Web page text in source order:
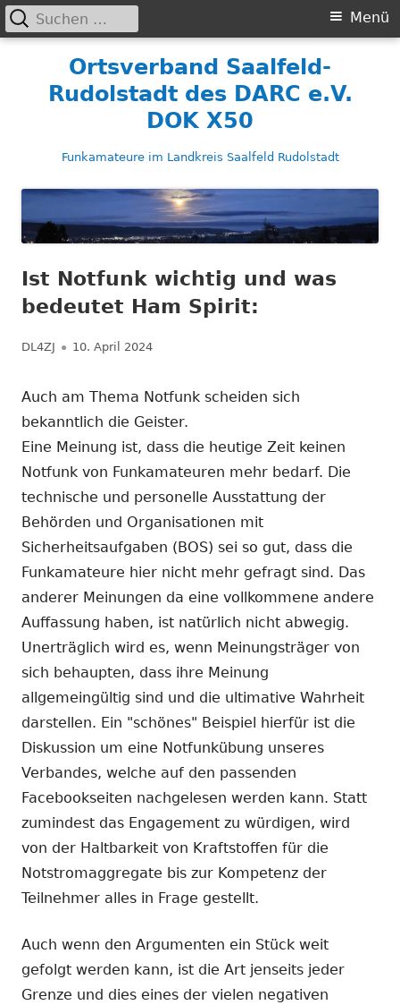
Ortsverband Saalfeld-
Rudolstadt des DARC e.V.
DOK X50
Funkamateure im Landkreis Saalfeld Rudolstadt
Primäres
Menü
Suchen
nach:
Ist Notfunk wichtig und was
bedeutet Ham Spirit:
Autor
DL4ZJ Veröffentlicht
10. April 2024
Auch am Thema Notfunk scheiden sich
bekanntlich die Geister.
Eine Meinung ist, dass die heutige Zeit keinen
Notfunk von Funkamateuren mehr bedarf. Die
technische und personelle Ausstattung der
Behörden und Organisationen mit
Sicherheitsaufgaben (BOS) sei so gut, dass die
Funkamateure hier nicht mehr gefragt sind. Das
anderer Meinungen da eine vollkommene andere
Auffassung haben, ist natürlich nicht abwegig.
Unerträglich wird es, wenn Meinungsträger von
sich behaupten, dass ihre Meinung
allgemeingültig sind und die ultimative Wahrheit
darstellen. Ein "schönes" Beispiel hierfür ist die
Diskussion um eine Notfunkübung unseres
Verbandes, welche auf den passenden
Facebookseiten nachgelesen werden kann. Statt
zumindest das Engagement zu würdigen, wird
von der Haltbarkeit von Kraftstoffen für die
Notstromaggregate bis zur Kompetenz der
Teilnehmer alles in Frage gestellt.
Auch wenn den Argumenten ein Stück weit
gefolgt werden kann, ist die Art jenseits jeder
Grenze und dies eines der vielen negativen